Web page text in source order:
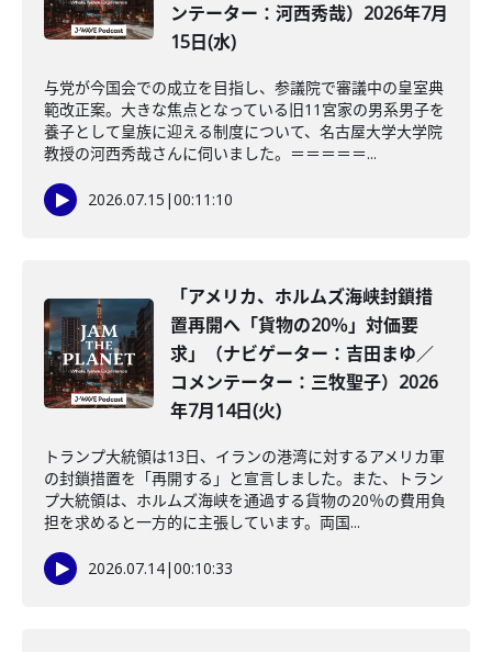
ンテーター：河西秀哉）2026年7月
15日(水)
与党が今国会での成立を目指し、参議院で審議中の皇室典
範改正案。大きな焦点となっている旧11宮家の男系男子を
養子として皇族に迎える制度について、名古屋大学大学院
教授の河西秀哉さんに伺いました。＝＝＝＝＝...
2026.07.15 |00:11:10
「アメリカ、ホルムズ海峡封鎖措
置再開へ「貨物の20％」対価要
求」（ナビゲーター：吉田まゆ／
コメンテーター：三牧聖子）2026
年7月14日(火)
トランプ大統領は13日、イランの港湾に対するアメリカ軍
の封鎖措置を「再開する」と宣言しました。また、トラン
プ大統領は、ホルムズ海峡を通過する貨物の20％の費用負
担を求めると一方的に主張しています。両国...
2026.07.14|00:10:33